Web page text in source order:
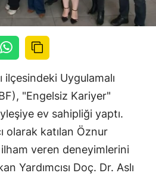
ilçesindeki Uygulamalı
"Engelsiz Kariyer"
ev sahipliği yaptı.
olarak katılan Öznur
veren deneyimlerini
Yardımcısı Doç. Dr. Aslı